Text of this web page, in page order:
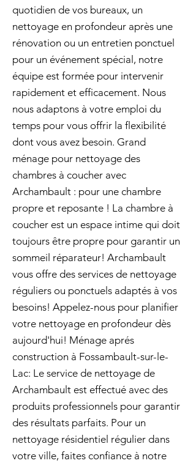
quotidien de vos bureaux, un
nettoyage en profondeur après une
rénovation ou un entretien ponctuel
pour un événement spécial, notre
équipe est formée pour intervenir
rapidement et efficacement. Nous
nous adaptons à votre emploi du
temps pour vous offrir la flexibilité
dont vous avez besoin. Grand
ménage pour nettoyage des
chambres à coucher avec
Archambault : pour une chambre
propre et reposante ! La chambre à
coucher est un espace intime qui doit
toujours être propre pour garantir un
sommeil réparateur! Archambault
vous offre des services de nettoyage
réguliers ou ponctuels adaptés à vos
besoins! Appelez-nous pour planifier
votre nettoyage en profondeur dès
aujourd'hui! Ménage aprés
construction à Fossambault-sur-le-
Lac: Le service de nettoyage de
Archambault est effectué avec des
produits professionnels pour garantir
des résultats parfaits. Pour un
nettoyage résidentiel régulier dans
votre ville, faites confiance à notre